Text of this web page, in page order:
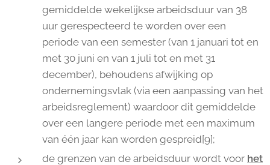
gemiddelde wekelijkse arbeidsduur van 38
uur gerespecteerd te worden over een
periode van een semester (van 1 januari tot en
met 30 juni en van 1 juli tot en met 31
december), behoudens afwijking op
ondernemingsvlak (via een aanpassing van het
arbeidsreglement) waardoor dit gemiddelde
over een langere periode met een maximum
van één jaar kan worden gespreid[9];
de grenzen van de arbeidsduur wordt voor het